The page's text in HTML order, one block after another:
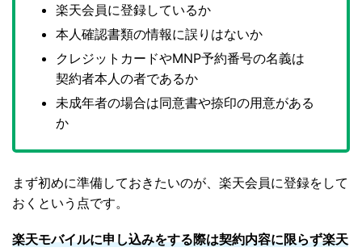
楽天会員に登録しているか
本人確認書類の情報に誤りはないか
クレジットカードやMNP予約番号の名義は
契約者本人の者であるか
未成年者の場合は同意書や捺印の用意がある
か
まず初めに準備しておきたいのが、楽天会員に登録をして
おくという点です。
楽天モバイルに申し込みをする際は契約内容に限らず楽天